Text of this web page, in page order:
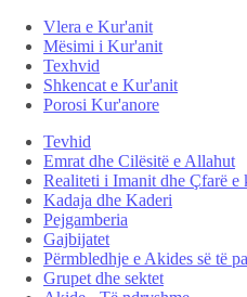
Vlera e Kur'anit
Mësimi i Kur'anit
Texhvid
Shkencat e Kur'anit
Porosi Kur'anore
Tevhid
Emrat dhe Cilësitë e Allahut
Realiteti i Imanit dhe Çfarë e
Kadaja dhe Kaderi
Pejgamberia
Gajbijatet
Përmbledhje e Akides së të
Grupet dhe sektet